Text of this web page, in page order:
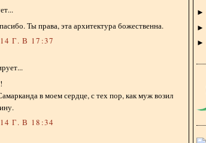
Ты права, эта архитектура божественна.
Г. В 17:37
в моем сердце, с тех пор, как муж возил
Г. В 18:34
►
►
►